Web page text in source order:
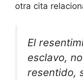
otra cita
El
esclavo,
resentido,